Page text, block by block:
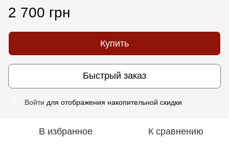
2 700 грн
Купить
Быстрый заказ
Войти для отображения накопительной скидки
В избранное К сравнению